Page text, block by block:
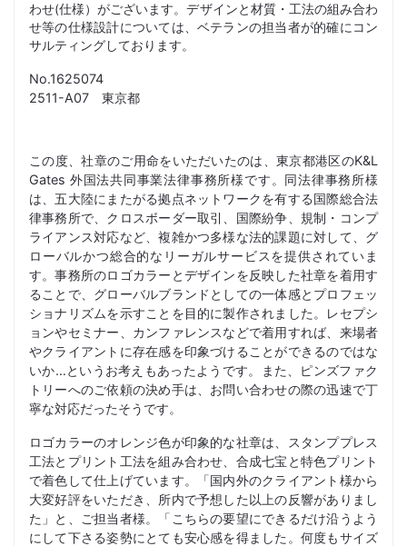
わせ(仕様）がございます。デザインと材質・工法の組み合わ
せ等の仕様設計については、ベテランの担当者が的確にコン
サルティングしております。
No.1625074
2511-A07 東京都
この度、社章のご用命をいただいたのは、東京都港区のK&L
Gates 外国法共同事業法律事務所様です。同法律事務所様
は、五大陸にまたがる拠点ネットワークを有する国際総合法
律事務所で、クロスボーダー取引、国際紛争、規制・コンプ
ライアンス対応など、複雑かつ多様な法的課題に対して、グ
ローバルかつ総合的なリーガルサービスを提供されていま
す。事務所のロゴカラーとデザインを反映した社章を着用す
ることで、グローバルブランドとしての一体感とプロフェッ
ショナリズムを示すことを目的に製作されました。レセプシ
ョンやセミナー、カンファレンスなどで着用すれば、来場者
やクライアントに存在感を印象づけることができるのではな
いか…というお考えもあったようです。また、ピンズファク
トリーへのご依頼の決め手は、お問い合わせの際の迅速で丁
寧な対応だったそうです。
ロゴカラーのオレンジ色が印象的な社章は、スタンププレス
工法とプリント工法を組み合わせ、合成七宝と特色プリント
で着色して仕上げています。「国内外のクライアント様から
大変好評をいただき、所内で予想した以上の反響がありまし
た」と、ご担当者様。「こちらの要望にできるだけ沿うよう
にして下さる姿勢にとても安心感を得ました。何度もサイズ